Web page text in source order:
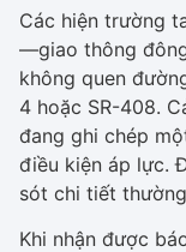
Các hiện trường
—giao thông
không quen
4 hoặc SR-408.
đang ghi chép
điều kiện áp lực.
sót chi tiết
Khi nhận được